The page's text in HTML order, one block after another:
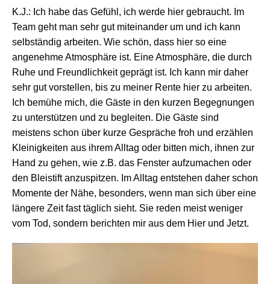
K.J.: Ich habe das Gefühl, ich werde hier gebraucht. Im
Team geht man sehr gut miteinander um und ich kann
selbständig arbeiten. Wie schön, dass hier so eine
angenehme Atmosphäre ist. Eine Atmosphäre, die durch
Ruhe und Freundlichkeit geprägt ist. Ich kann mir daher
sehr gut vorstellen, bis zu meiner Rente hier zu arbeiten.
Ich bemühe mich, die Gäste in den kurzen Begegnungen
zu unterstützen und zu begleiten. Die Gäste sind
meistens schon über kurze Gespräche froh und erzählen
Kleinigkeiten aus ihrem Alltag oder bitten mich, ihnen zur
Hand zu gehen, wie z.B. das Fenster aufzumachen oder
den Bleistift anzuspitzen. Im Alltag entstehen daher schon
Momente der Nähe, besonders, wenn man sich über eine
längere Zeit fast täglich sieht. Sie reden meist weniger
vom Tod, sondern berichten mir aus dem Hier und Jetzt.